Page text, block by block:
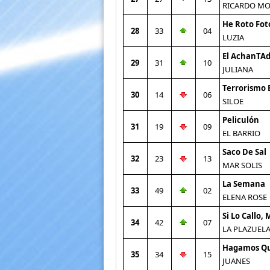
RICARDO
28 33 04
He Roto
LUZIA
29 31 10
El
JULIANA
30 14 06
Terrorismo
SILOE
31 19 09
Peliculón
EL BARRIO
32 23 13
Saco De Sal
MAR SOLIS
33 49 02
La Semana
ELENA ROSE
34 42 07
Si Lo Callo,
LA PLAZUELA
35 34 15
Hagamos
JUANES